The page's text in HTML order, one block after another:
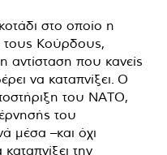
στο οποίο η
τους Κούρδους,
αντίσταση που κανείς
να καταπνίξει. Ο
του ΝΑΤΟ,
του
μέσα –και όχι
την